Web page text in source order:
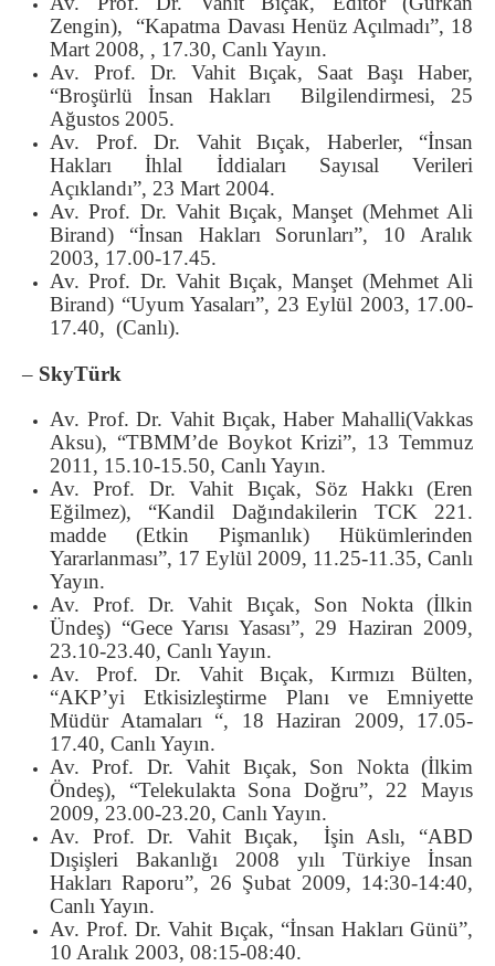
Zengin), “Kapatma Davası Henüz Açılmadı”, 18
Mart 2008, , 17.30, Canlı Yayın.
Av. Prof. Dr. Vahit Bıçak, Saat Başı Haber,
“Broşürlü İnsan Hakları Bilgilendirmesi, 25
Ağustos 2005.
Av. Prof. Dr. Vahit Bıçak, Haberler, “İnsan
Hakları İhlal İddiaları Sayısal Verileri
Açıklandı”, 23 Mart 2004.
Av. Prof. Dr. Vahit Bıçak, Manşet (Mehmet Ali
Birand) “İnsan Hakları Sorunları”, 10 Aralık
2003, 17.00-17.45.
Av. Prof. Dr. Vahit Bıçak, Manşet (Mehmet Ali
Birand) “Uyum Yasaları”, 23 Eylül 2003, 17.00-
17.40, (Canlı).
– SkyTürk
Av. Prof. Dr. Vahit Bıçak, Haber Mahalli(Vakkas
Aksu), “TBMM’de Boykot Krizi”, 13 Temmuz
2011, 15.10-15.50, Canlı Yayın.
Av. Prof. Dr. Vahit Bıçak, Söz Hakkı (Eren
Eğilmez), “Kandil Dağındakilerin TCK 221.
madde (Etkin Pişmanlık) Hükümlerinden
Yararlanması”, 17 Eylül 2009, 11.25-11.35, Canlı
Yayın.
Av. Prof. Dr. Vahit Bıçak, Son Nokta (İlkin
Ündeş) “Gece Yarısı Yasası”, 29 Haziran 2009,
23.10-23.40, Canlı Yayın.
Av. Prof. Dr. Vahit Bıçak, Kırmızı Bülten,
“AKP’yi Etkisizleştirme Planı ve Emniyette
Müdür Atamaları “, 18 Haziran 2009, 17.05-
17.40, Canlı Yayın.
Av. Prof. Dr. Vahit Bıçak, Son Nokta (İlkim
Öndeş), “Telekulakta Sona Doğru”, 22 Mayıs
2009, 23.00-23.20, Canlı Yayın.
Av. Prof. Dr. Vahit Bıçak, İşin Aslı, “ABD
Dışişleri Bakanlığı 2008 yılı Türkiye İnsan
Hakları Raporu”, 26 Şubat 2009, 14:30-14:40,
Canlı Yayın.
Av. Prof. Dr. Vahit Bıçak, “İnsan Hakları Günü”,
10 Aralık 2003, 08:15-08:40.